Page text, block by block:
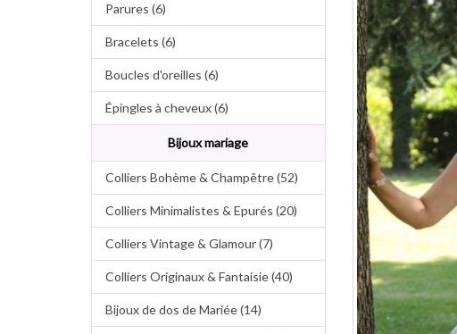
Parures (6)
Bracelets (6)
Boucles d'oreilles (6)
Épingles à cheveux (6)
Bijoux mariage
Colliers Bohème & Champêtre (52)
Colliers Minimalistes & Epurés (20)
Colliers Vintage & Glamour (7)
Colliers Originaux & Fantaisie (40)
Bijoux de dos de Mariée (14)